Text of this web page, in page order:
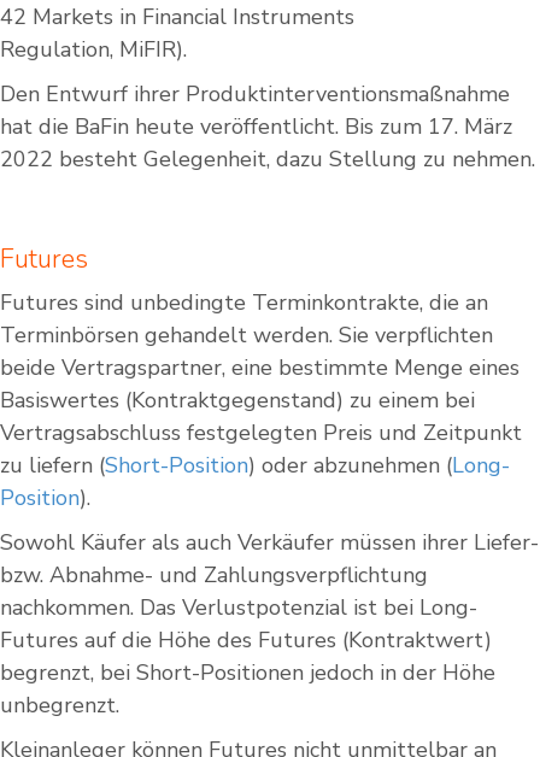
42 Markets in Financial Instruments
Regulation, MiFIR).
Den Entwurf ihrer Produktinterventionsmaßnahme
hat die BaFin heute veröffentlicht. Bis zum 17. März
2022 besteht Gelegenheit, dazu Stellung zu nehmen.
Futures
Futures sind unbedingte Terminkontrakte, die an
Terminbörsen gehandelt werden. Sie verpflichten
beide Vertragspartner, eine bestimmte Menge eines
Basiswertes (Kontraktgegenstand) zu einem bei
Vertragsabschluss festgelegten Preis und Zeitpunkt
zu liefern (Short-Position) oder abzunehmen (Long-
Position).
Sowohl Käufer als auch Verkäufer müssen ihrer Liefer-
bzw. Abnahme- und Zahlungsverpflichtung
nachkommen. Das Verlustpotenzial ist bei Long-
Futures auf die Höhe des Futures (Kontraktwert)
begrenzt, bei Short-Positionen jedoch in der Höhe
unbegrenzt.
Kleinanleger können Futures nicht unmittelbar an